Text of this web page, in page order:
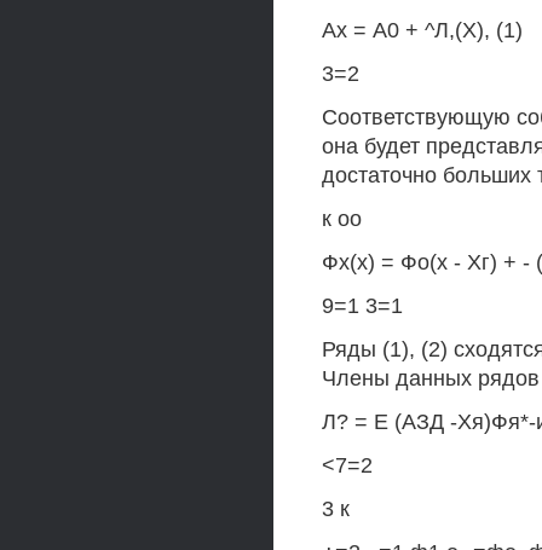
Ах = А0 + ^Л,(Х), (1)
3=2
Соответствующую
она будет
достаточно больших
к оо
Фх(х) = Фо(х - Хг) + -
9=1 3=1
Ряды (1), (2)
Члены данных
Л? = Е (АЗД -Хя)Фя*-
<7=2
3 к